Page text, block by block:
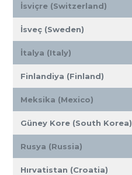
İsviçre (Switzerland)
İsveç (Sweden)
İtalya (Italy)
Finlandiya (Finland)
Meksika (Mexico)
Güney Kore (South Korea)
Rusya (Russia)
Hırvatistan (Croatia)